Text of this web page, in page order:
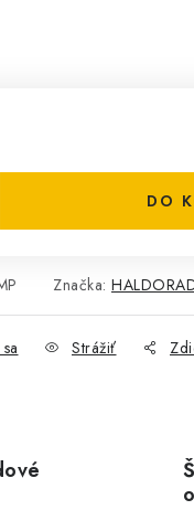
DO
Značka:
Strážiť